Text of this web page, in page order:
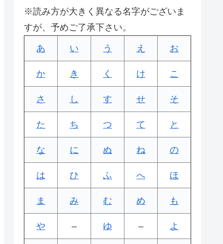
※読み方が大きく異なる名字がございま
すが、予めご了承下さい。
あ い う え お
か き く け こ
さ し す せ そ
た ち つ て と
な に ぬ ね の
は ひ ふ へ ほ
ま み む め も
や – ゆ – よ